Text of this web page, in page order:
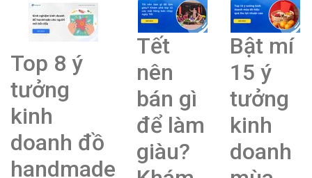
Top 8 ý
tưởng
kinh
doanh đồ
handmade
Tết
nên
bán gì
để làm
giàu?
Bật mí
15 ý
tưởng
kinh
doanh